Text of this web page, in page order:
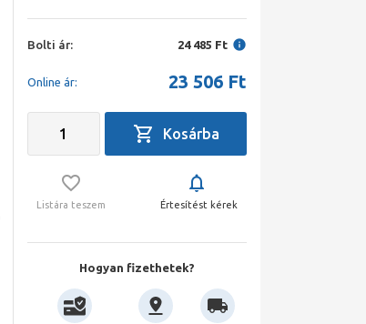
Bolti ár: 24 485 Ft
Online ár: 23 506 Ft
Listára teszem Értesítést kérek
Hogyan fizethetek?